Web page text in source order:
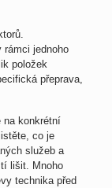
rámci jednoho
položek
přeprava,
na konkrétní
co je
služeb a
lišit. Mnoho
technika před